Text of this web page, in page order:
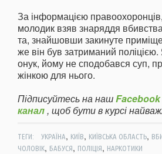
За інформацією
молодик взяв знаряддя
та, знайшовши закинуте
же він був затриманий
онук, йому не сподобався суп,
жінкою для нього.
Підписуйтесь на нашFacebook
канал, щоб бути в курсі
ТЕГИ: УКРАЇНА, КИЇВ, КИЇВСЬКА ОБЛАСТЬ,
ЧОЛОВІК, БАБУСЯ, ПОЛІЦІЯ, НАРКОТИКИ